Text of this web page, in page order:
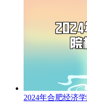
2024年合肥经济